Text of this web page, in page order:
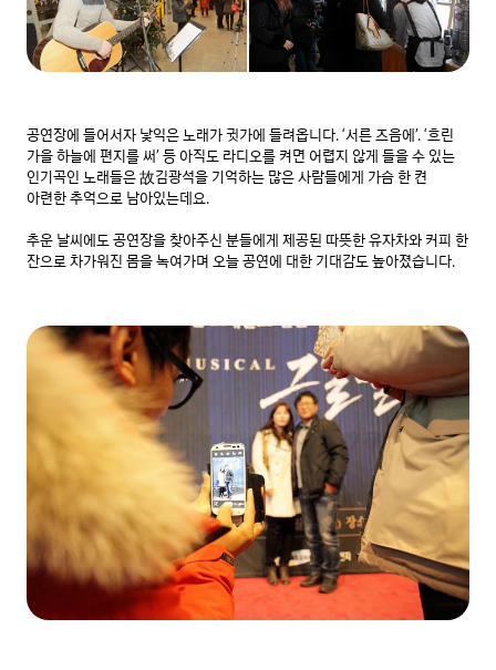
공연장에 들어서자 낯익은 노래가 귓가에 들려옵니다. ‘서른 즈음에’. ‘흐린
가을 하늘에 편지를 써’ 등 아직도 라디오를 켜면 어렵지 않게 들을 수 있는
인기곡인 노래들은 故김광석을 기억하는 많은 사람들에게 가슴 한 켠
아련한 추억으로 남아있는데요.
추운 날씨에도 공연장을 찾아주신 분들에게 제공된 따뜻한 유자차와 커피 한
잔으로 차가워진 몸을 녹여가며 오늘 공연에 대한 기대감도 높아졌습니다.